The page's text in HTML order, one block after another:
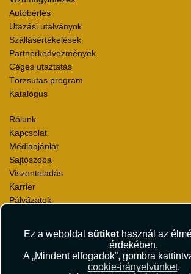
Ez a weboldal sütikethasznál az
érdekében.
A „Mindent elfogadok”, gombra
cookie-irányelvünket.
Autóbérlés
Utazási utalványok
Szállásértékelések
Partnerkedvezmények
Céges utaztatás
Törzsutas program
Katalógus
Rólunk
Kapcsolat
Médiaajánlat
Sajtószoba
Viszonteladás
Karrier
Pályázatok
Utazási Csomag Szerződési Feltételek
Útlemondás-biztosítás Szerződési Feltételek